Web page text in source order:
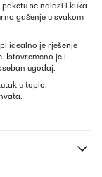
se nalazi i kuka
gašenje u svakom
idealno je rješenje
Istovremeno je i
ugođaj.
u toplo,